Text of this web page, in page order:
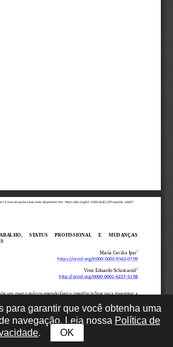
para garantir que você obtenha uma
navegação. Leia nossa Política de
. OK